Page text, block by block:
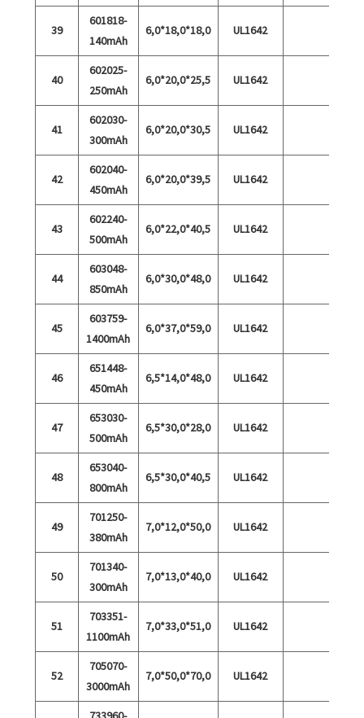
39
601818-
140mAh
6,0*18,0*18,0 UL1642
40
602025-
250mAh
6,0*20,0*25,5 UL1642
41
602030-
300mAh
6,0*20,0*30,5 UL1642
42
602040-
450mAh
6,0*20,0*39,5 UL1642
43
602240-
500mAh
6,0*22,0*40,5 UL1642
44
603048-
850mAh
6,0*30,0*48,0 UL1642
45
603759-
1400mAh
6,0*37,0*59,0 UL1642
46
651448-
450mAh
6,5*14,0*48,0 UL1642
47
653030-
500mAh
6,5*30,0*28,0 UL1642
48
653040-
800mAh
6,5*30,0*40,5 UL1642
49
701250-
380mAh
7,0*12,0*50,0 UL1642
50
701340-
300mAh
7,0*13,0*40,0 UL1642
51
703351-
1100mAh
7,0*33,0*51,0 UL1642
52
705070-
3000mAh
7,0*50,0*70,0 UL1642